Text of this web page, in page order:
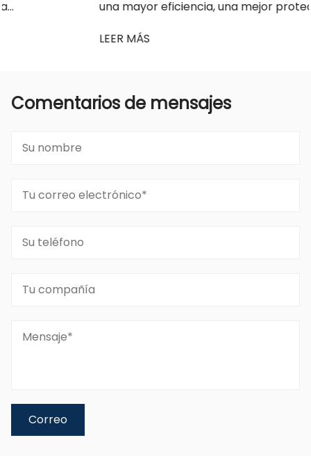
una mayor eficiencia, una mejor protección de l...
Comentarios de mensajes